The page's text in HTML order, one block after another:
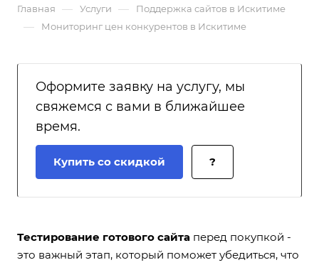
Главная — Услуги — Поддержка сайтов в Искитиме
— Мониторинг цен конкурентов в Искитиме
Оформите заявку на услугу, мы
свяжемся с вами в ближайшее
время.
Купить со скидкой ?
Тестирование готового сайта перед покупкой -
это важный этап, который поможет убедиться, что